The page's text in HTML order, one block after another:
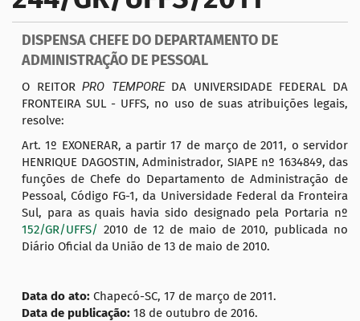
DISPENSA CHEFE DO DEPARTAMENTO DE
ADMINISTRAÇÃO DE PESSOAL
O REITORPRO TEMPORE DA UNIVERSIDADE FEDERAL DA
FRONTEIRA SUL - UFFS, no uso de suas atribuições legais,
resolve:
Art. 1º EXONERAR, a partir 17 de março de 2011, o servidor
HENRIQUE DAGOSTIN, Administrador, SIAPE nº 1634849, das
funções de Chefe do Departamento de Administração de
Pessoal, Código FG-1, da Universidade Federal da Fronteira
Sul, para as quais havia sido designado pela Portaria nº
152/GR/UFFS/ 2010 de 12 de maio de 2010, publicada no
Diário Oficial da União de 13 de maio de 2010.
Data do ato: Chapecó-SC, 17 de março de 2011.
Data de publicação: 18 de outubro de 2016.